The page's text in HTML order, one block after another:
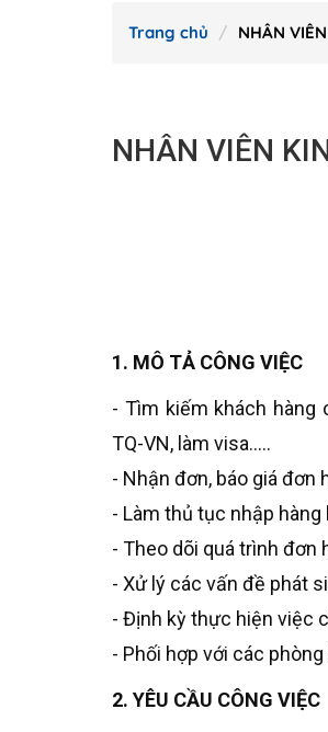
Trang chủ NHÂN
NHÂN VIÊN
1. MÔ TẢ CÔNG VIỆC
- Tìm kiếm khách hàng
TQ-VN, làm visa.....
- Nhận đơn, báo giá đơn
- Làm thủ tục nhập hàng
- Theo dõi quá trình đơn
- Xử lý các vấn đề phát
- Định kỳ thực hiện việc
- Phối hợp với các
2. YÊU CẦU CÔNG VIỆC